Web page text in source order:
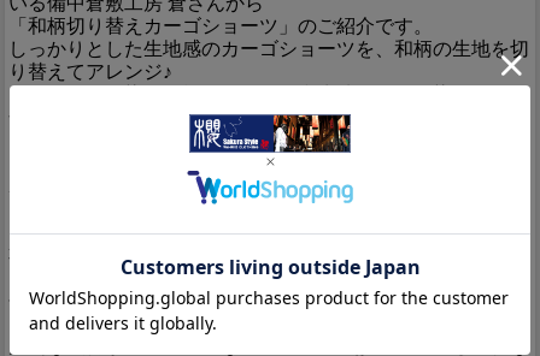
「和柄切り替えカーゴショーツ」のご紹介です。
しっかりとした生地感のカーゴショーツを、和柄の生地を切
り替えてアレンジ♪
さらにそこに染めを施すことで、和生地も同色に染まり、風
合いのあるショーツに仕上がりました！
フロントからサイド、バックにかけて、大きめのポケットを
ポケットの縁には和生地が切り替えられており、フラップ状
フラップの下にはそれぞれポケットが縫い付けられており、
右側のみジップ仕様です。
ジップには、球型のチャームが取り付けられています。
今回、和生地にはブラックベースに菊や桜、鹿の子や牡丹な
どの柄が落とし込まれたものを採用。